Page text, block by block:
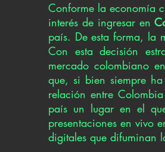
Conforme la economía
interés de ingresar en
país. De esta forma, la
Con esta decisión
mercado colombiano
que, si bien siempre
relación entre
país un lugar en el
presentaciones en vivo
digitales que difuminan